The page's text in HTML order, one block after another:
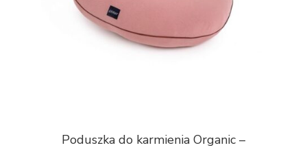
Poduszka do karmienia Organic –